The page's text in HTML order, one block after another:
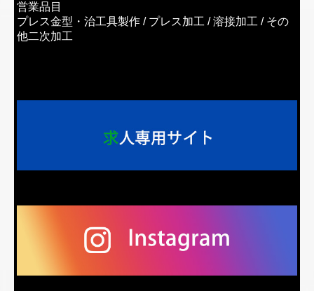
営業品目
プレス金型・治工具製作 / プレス加工 /溶接加工 / その
他二次加工